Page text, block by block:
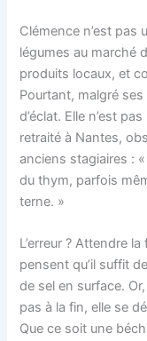
Clémence n’est pas
légumes au marché
produits locaux, et
Pourtant, malgré
d’éclat. Elle n’est
retraité à Nantes,
anciens stagiaires :
du thym, parfois
terne. »
L’erreur ? Attendre
pensent qu’il suffit
de sel en surface.
pas à la fin, elle se
Que ce soit une